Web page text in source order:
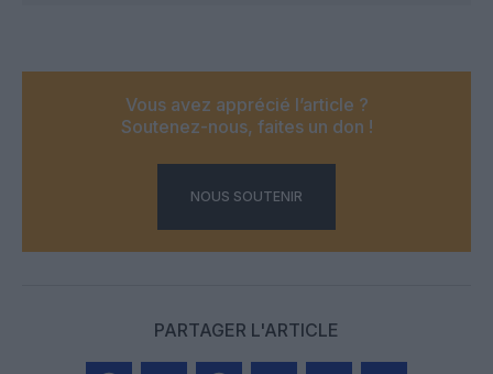
Vous avez apprécié l’article ?
Soutenez-nous, faites un don !
NOUS SOUTENIR
PARTAGER L'ARTICLE